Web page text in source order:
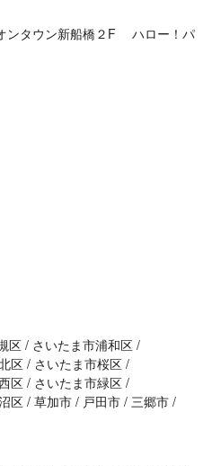
ンタウン新船橋２F ハロー！パ
区
さいたま市浦和区
区
さいたま市桜区
区
さいたま市緑区
区 草加市 戸田市 三郷市